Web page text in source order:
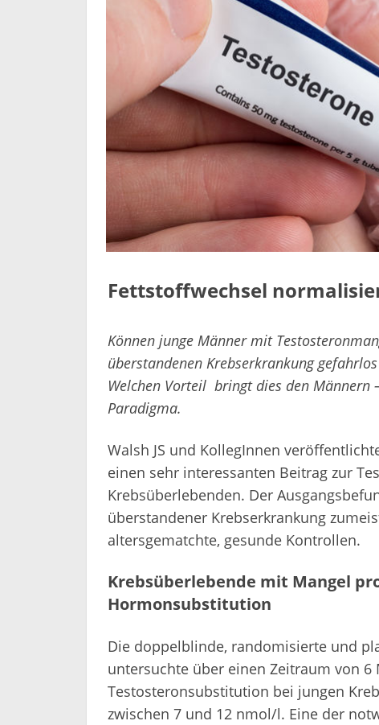
Fettstoffwechsel
Können junge Männer mit
überstandenen Krebserkrankung
Welchen Vorteil bringt dies den Männern
Paradigma.
Walsh JS und KollegInnen
einen sehr interessanten Beitrag zur
Krebsüberlebenden. Der
überstandener Krebserkrankung
altersgematchte, gesunde Kontrollen.
Krebsüberlebende mit Mangel
Hormonsubstitution
Die doppelblinde, randomisierte und
untersuchte über einen Zeitraum von
Testosteronsubstitution bei jungen
zwischen 7 und 12 nmol/l. Eine der